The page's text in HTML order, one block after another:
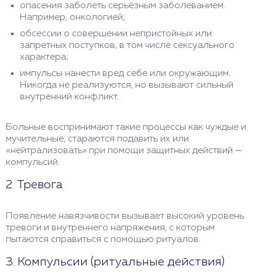
опасения заболеть серьёзным заболеванием.
Например, онкологией;
обсессии о совершении непристойных или
запретных поступков, в том числе сексуального
характера;
импульсы нанести вред себе или окружающим.
Никогда не реализуются, но вызывают сильный
внутренний конфликт.
Больные воспринимают такие процессы как чуждые и
мучительные, стараются подавить их или
«нейтрализовать» при помощи защитных действий —
компульсий.
2. Тревога
Появление навязчивости вызывает высокий уровень
тревоги и внутреннего напряжения, с которым
пытаются справиться с помощью ритуалов.
3. Компульсии (ритуальные действия)